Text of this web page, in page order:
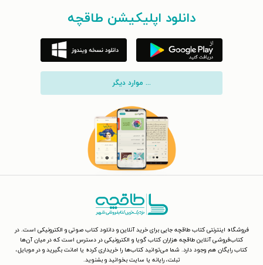
دانلود اپلیکیشن طاقچه
... موارد دیگر
فروشگاه اینترنتی کتاب طاقچه جایی برای خرید آنلاین و دانلود کتاب صوتی و الکترونیکی است. در
کتاب‌فروشی آنلاین طاقچه هزاران کتاب گویا و الکترونیکی در دسترس است که در میان آن‌ها
کتاب رایگان هم وجود دارد. شما می‌توانید کتاب‌ها را خریداری کرده یا امانت بگیرید و در موبایل،
تبلت، رایانه یا سایت بخوانید و بشنوید.